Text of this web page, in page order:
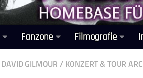
Fanzone Filmografie
DAVID GILMOUR / KONZERT & TOUR